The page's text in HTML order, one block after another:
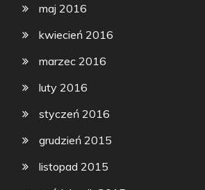
maj 2016
kwiecień 2016
marzec 2016
luty 2016
styczeń 2016
grudzień 2015
listopad 2015